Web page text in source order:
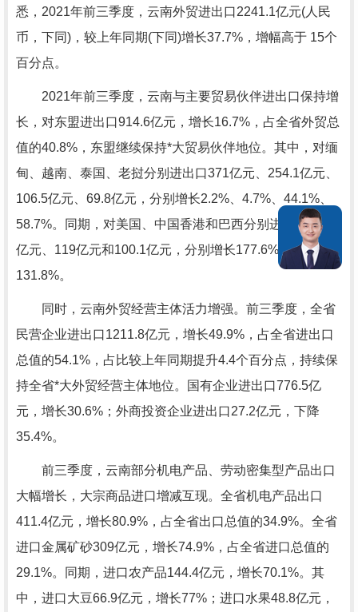
悉，2021年前三季度，云南外贸进出口2241.1亿元(人民
币，下同)，较上年同期(下同)增长37.7%，增幅高于 15个
百分点。
2021年前三季度，云南与主要贸易伙伴进出口保持增
长，对东盟进出口914.6亿元，增长16.7%，占全省外贸总
值的40.8%，东盟继续保持*大贸易伙伴地位。其中，对缅
甸、越南、泰国、老挝分别进出口371亿元、254.1亿元、
106.5亿元、69.8亿元，分别增长2.2%、4.7%、44.1%、
58.7%。同期，对美国、中国香港和巴西分别进出口156.4
亿元、119亿元和100.1亿元，分别增长177.6%、25%和
131.8%。
同时，云南外贸经营主体活力增强。前三季度，全省
民营企业进出口1211.8亿元，增长49.9%，占全省进出口
总值的54.1%，占比较上年同期提升4.4个百分点，持续保
持全省*大外贸经营主体地位。国有企业进出口776.5亿
元，增长30.6%；外商投资企业进出口27.2亿元，下降
35.4%。
前三季度，云南部分机电产品、劳动密集型产品出口
大幅增长，大宗商品进口增减互现。全省机电产品出口
411.4亿元，增长80.9%，占全省出口总值的34.9%。全省
进口金属矿砂309亿元，增长74.9%，占全省进口总值的
29.1%。同期，进口农产品144.4亿元，增长70.1%。其
中，进口大豆66.9亿元，增长77%；进口水果48.8亿元，